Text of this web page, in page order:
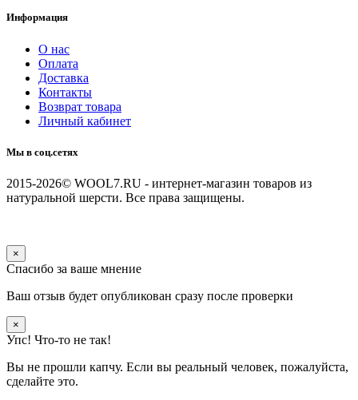
Информация
О нас
Оплата
Доставка
Контакты
Возврат товара
Личный кабинет
Мы в соц.сетях
2015-2026© WOOL7.RU - интернет-магазин товаров из
натуральной шерсти. Все права защищены.
×
Спасибо за ваше мнение
Ваш отзыв будет опубликован сразу после проверки
×
Упс! Что-то не так!
Вы не прошли капчу. Если вы реальный человек, пожалуйста,
сделайте это.